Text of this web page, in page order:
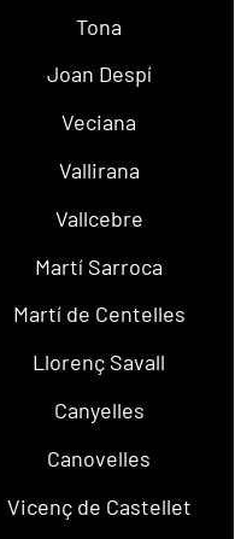
Tona
Joan Despí
Veciana
Vallirana
Vallcebre
Martí Sarroca
Martí de Centelles
Llorenç Savall
Canyelles
Canovelles
Vicenç de Castellet